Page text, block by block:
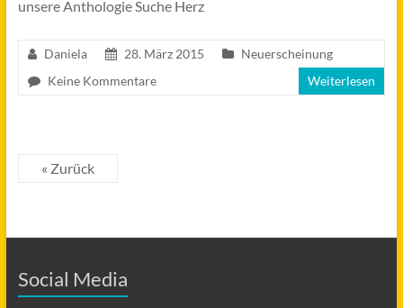
unsere Anthologie Suche Herz
Daniela 28. März 2015
Neuerscheinung
Keine Kommentare
Weiterlesen
« Zurück
Social Media